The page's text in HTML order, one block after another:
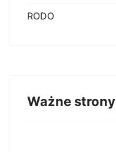
RODO
Ważne strony